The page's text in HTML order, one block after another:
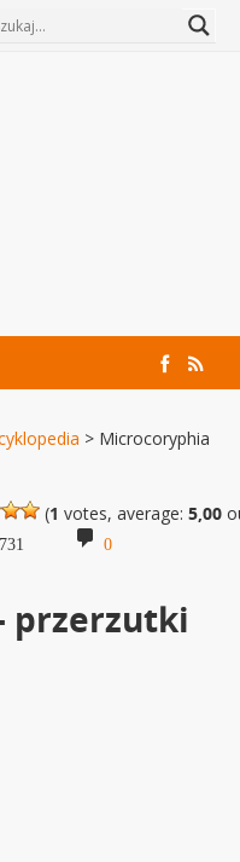
> Microcoryphia
(1 votes, average:5,00
0
przerzutki